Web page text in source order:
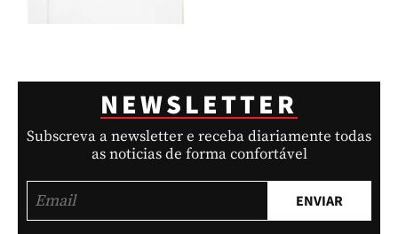
NEWSLETTER
Subscreva a newsletter e receba diariamente todas
as noticias de forma confortável
ENVIAR